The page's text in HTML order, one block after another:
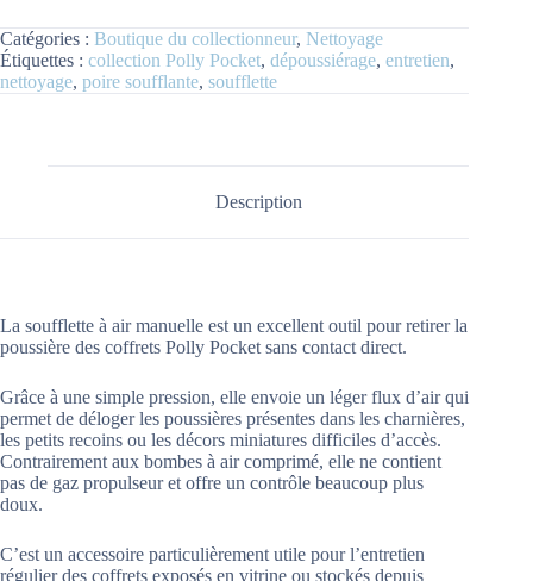
Catégories : Boutique du collectionneur, Nettoyage
Étiquettes : collection Polly Pocket, dépoussiérage, entretien,
nettoyage, poire soufflante, soufflette
Description
La soufflette à air manuelle est un excellent outil pour retirer la
poussière des coffrets Polly Pocket sans contact direct.
Grâce à une simple pression, elle envoie un léger flux d’air qui
permet de déloger les poussières présentes dans les charnières,
les petits recoins ou les décors miniatures difficiles d’accès.
Contrairement aux bombes à air comprimé, elle ne contient
pas de gaz propulseur et offre un contrôle beaucoup plus
doux.
C’est un accessoire particulièrement utile pour l’entretien
régulier des coffrets exposés en vitrine ou stockés depuis